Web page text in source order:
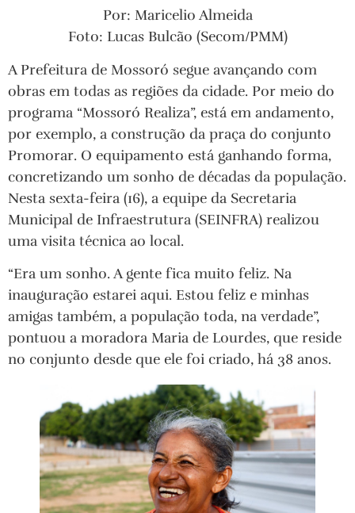
Por: Maricelio Almeida
Foto: Lucas Bulcão (Secom/PMM)
A Prefeitura de Mossoró segue avançando com
obras em todas as regiões da cidade. Por meio do
programa “Mossoró Realiza”, está em andamento,
por exemplo, a construção da praça do conjunto
Promorar. O equipamento está ganhando forma,
concretizando um sonho de décadas da população.
Nesta sexta-feira (16), a equipe da Secretaria
Municipal de Infraestrutura (SEINFRA) realizou
uma visita técnica ao local.
“Era um sonho. A gente fica muito feliz. Na
inauguração estarei aqui. Estou feliz e minhas
amigas também, a população toda, na verdade”,
pontuou a moradora Maria de Lourdes, que reside
no conjunto desde que ele foi criado, há 38 anos.